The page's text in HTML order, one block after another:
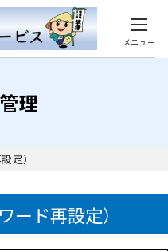
メニュー
理
定）
ード再設定）